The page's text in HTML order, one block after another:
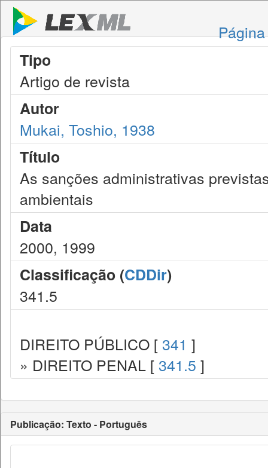
Tipo
Artigo de revista
Autor
Mukai, Toshio, 1938
Título
As sanções administrativas
ambientais
Data
2000, 1999
Classificação (CDDir)
341.5
DIREITO PÚBLICO [ 341 ]
» DIREITO PENAL [ 341.5 ]
Publicação: Texto - Português